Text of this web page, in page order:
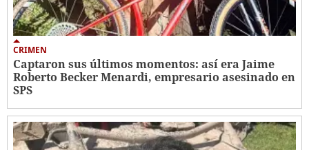
CRIMEN
Captaron sus últimos momentos: así era Jaime
Roberto Becker Menardi​​​, empresario asesinado en
SPS